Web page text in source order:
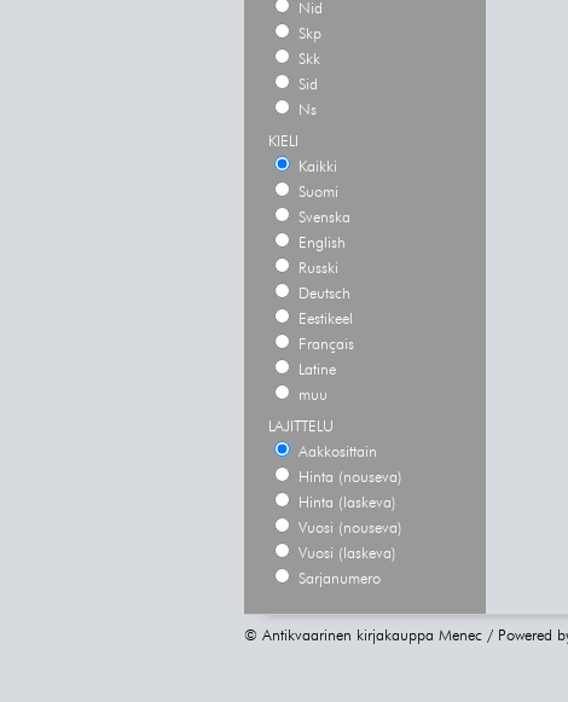
Nid
Skp
Skk
Sid
Ns
KIELI
Kaikki
Suomi
Svenska
English
Russki
Deutsch
Eestikeel
Français
Latine
muu
LAJITTELU
Aakkosittain
Hinta (nouseva)
Hinta (laskeva)
Vuosi (nouseva)
Vuosi (laskeva)
Sarjanumero
© Antikvaarinen kirjakauppa Menec / Powered